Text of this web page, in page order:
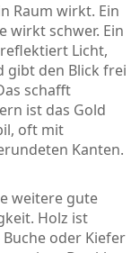
Raum wirkt. Ein
wirkt schwer. Ein
Licht,
gibt den Blick frei
schafft
ist das Gold
oft mit
Kanten.
weitere gute
Holz ist
oder Kiefer